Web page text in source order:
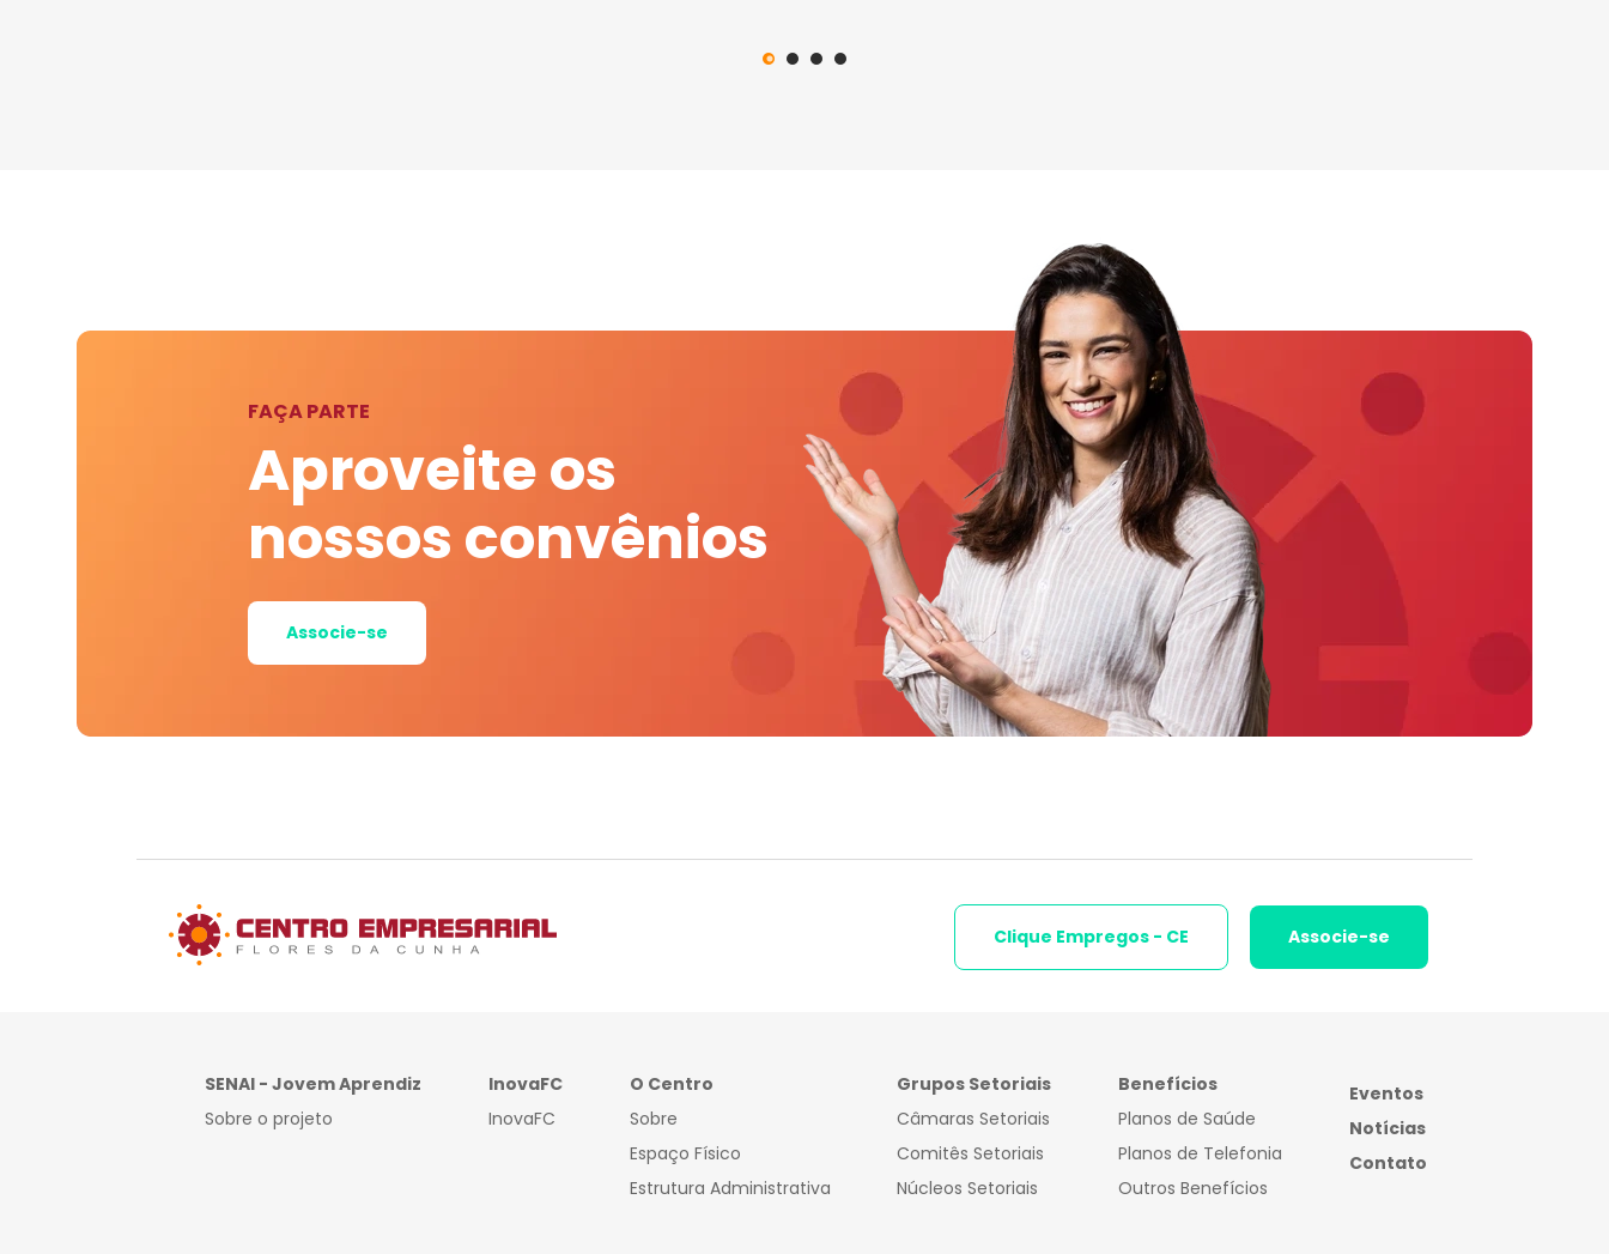
FAÇA PARTE
Aproveite os
nossos convênios
Associe-se
Clique Empregos - CE Associe-se
SENAI - Jovem Aprendiz
Sobre o projeto
InovaFC
InovaFC
O Centro
Sobre
Espaço Físico
Estrutura Administrativa
Grupos Setoriais
Câmaras Setoriais
Comitês Setoriais
Núcleos Setoriais
Benefícios
Planos de Saúde
Planos de Telefonia
Outros Benefícios
Eventos
Notícias
Contato